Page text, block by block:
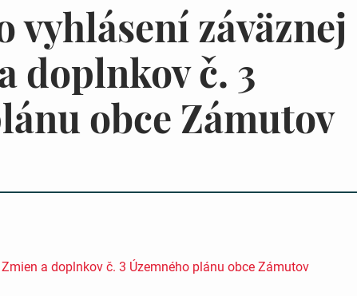
vyhlásení záväznej
doplnkov č. 3
obce Zámutov
a doplnkov č. 3 Územného plánu obce Zámutov